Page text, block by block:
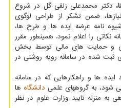
دکتر محمدعلی زلفی گل در شروع
ضمن تشکر از طراحی لوگوی
نامه عرضه ایده ها و طرح ها،
نکاتی را اعلام نمود. همینطور مقرر
و حمایت های مالی توسط بخش
ثبت شده در سامانه رویه روشنی در
ایده ها و راهکارهایی که در سامانه
شود، به گروههای علمی دانشگاه ها
به منزله تایید وزارت علوم در نظر